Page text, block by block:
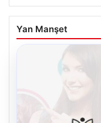
Yan Manşet